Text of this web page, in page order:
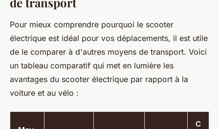
Pour mieux comprendre pourquoi le scooter
électrique est idéal pour vos déplacements, il est utile
de le comparer à d'autres moyens de transport. Voici
un tableau comparatif qui met en lumière les
avantages du scooter électrique par rapport à la
voiture et au vélo :
C